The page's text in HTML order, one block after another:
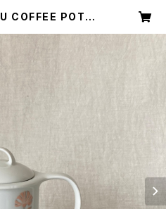
COFFEE POT |